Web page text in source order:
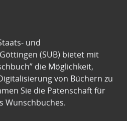
und
(SUB) bietet mit
die Möglichkeit,
von Büchern zu
Sie die Patenschaft für
Wunschbuches.